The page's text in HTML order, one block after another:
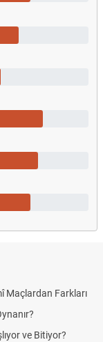
Puan
Futbol